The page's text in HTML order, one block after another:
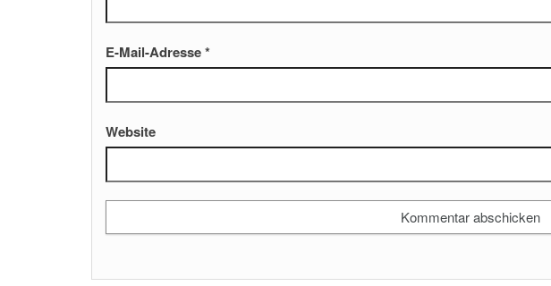
E-Mail-Adresse*
Website